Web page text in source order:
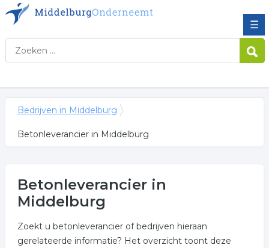
☰
Bedrijven in Middelburg
Betonleverancier in Middelburg
Betonleverancier in
Middelburg
Zoekt u betonleverancier of bedrijven hieraan
gerelateerde informatie? Het overzicht toont deze